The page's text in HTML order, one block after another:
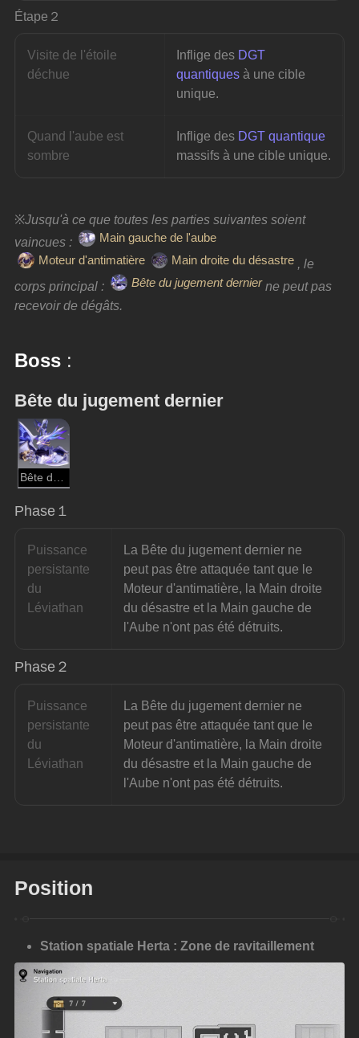
Étape２
Visite de l'étoile
déchue
Inflige des DGT
quantiques à une cible
unique.
Quand l'aube est
sombre
Inflige des DGT quantique
massifs à une cible unique.
※Jusqu'à ce que toutes les parties suivantes soient
vaincues :
Main gauche de l'aube
Moteur d'antimatière
Main droite du désastre , le
corps principal :
Bête du jugement dernier ne peut pas
recevoir de dégâts.
Boss :
Bête du jugement dernier
Phase１
Puissance
persistante
du
Léviathan
La Bête du jugement dernier ne
peut pas être attaquée tant que le
Moteur d'antimatière, la Main droite
du désastre et la Main gauche de
l'Aube n'ont pas été détruits.
Phase２
Puissance
persistante
du
Léviathan
La Bête du jugement dernier ne
peut pas être attaquée tant que le
Moteur d'antimatière, la Main droite
du désastre et la Main gauche de
l'Aube n'ont pas été détruits.
Position
Station spatiale Herta : Zone de ravitaillement